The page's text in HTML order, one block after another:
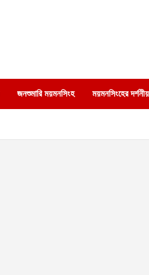
জনশুমারি ময়মনসিংহ ময়মনসিংহের